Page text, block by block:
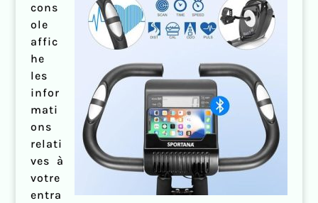
cons
ole
affic
he
les
infor
mati
ons
relati
ves à
votre
entra